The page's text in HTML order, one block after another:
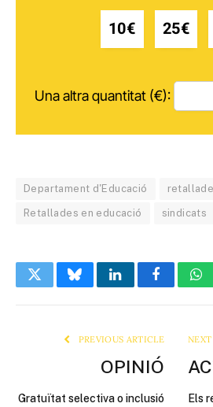
10€ 25€
Una altra quantitat (€):
Departament d'Educació
Retallades en educació sindicats
TwitterBlueskyLinkedInFacebook
PREVIOUS ARTICLE
OPINIÓ
Gratuïtat selectiva o inclusió
Els